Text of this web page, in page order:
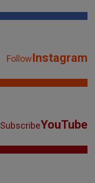
FollowInstagram
SubscribeYouTube